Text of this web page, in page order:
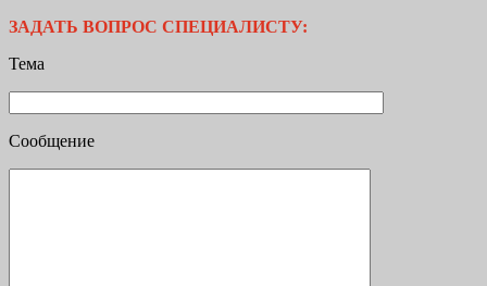
ЗАДАТЬ ВОПРОС СПЕЦИАЛИСТУ:
Тема
Сообщение